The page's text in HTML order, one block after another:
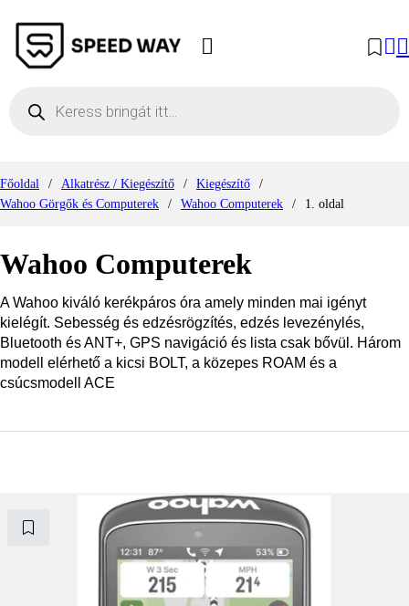
Főoldal / Alkatrész / Kiegészítő / Kiegészítő
/
Wahoo Görgők és Computerek
/ Wahoo Computerek / 1. oldal
Wahoo Computerek
A Wahoo kiváló kerékpáros óra amely minden mai igényt
kielégít. Sebesség és edzésrögzítés, edzés levezénylés,
Bluetooth és ANT+, GPS navigáció és lista csak bővül. Három
modell elérhető a kicsi BOLT, a közepes ROAM és a
csúcsmodell ACE